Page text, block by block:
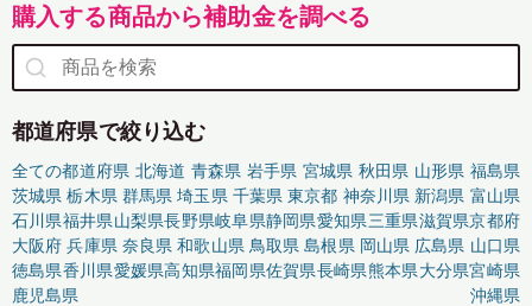
購入する商品から補助金を調べる
都道府県で絞り込む
全ての都道府県 北海道 青森県 岩手県 宮城県 秋田県 山形県 福島県
茨城県 栃木県 群馬県 埼玉県 千葉県 東京都 神奈川県 新潟県 富山県
石川県福井県山梨県長野県岐阜県静岡県愛知県三重県滋賀県京都府
大阪府 兵庫県 奈良県 和歌山県 鳥取県 島根県 岡山県 広島県 山口県
徳島県香川県愛媛県高知県福岡県佐賀県長崎県熊本県大分県宮崎県
鹿児島県
沖縄県